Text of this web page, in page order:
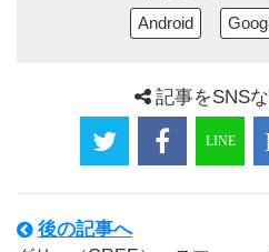
Android
記事をSNS
後の記事へ